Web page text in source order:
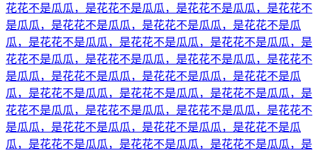
花花不是瓜瓜，是花花不是瓜瓜，是花花不是瓜瓜，是花花不
是瓜瓜，是花花不是瓜瓜，是花花不是瓜瓜，是花花不是瓜
瓜，是花花不是瓜瓜，是花花不是瓜瓜，是花花不是瓜瓜，是
花花不是瓜瓜，是花花不是瓜瓜，是花花不是瓜瓜，是花花不
是瓜瓜，是花花不是瓜瓜，是花花不是瓜瓜，是花花不是瓜
瓜，是花花不是瓜瓜，是花花不是瓜瓜，是花花不是瓜瓜，是
花花不是瓜瓜，是花花不是瓜瓜，是花花不是瓜瓜，是花花不
是瓜瓜，是花花不是瓜瓜，是花花不是瓜瓜，是花花不是瓜
瓜，是花花不是瓜瓜，是花花不是瓜瓜，是花花不是瓜瓜，是